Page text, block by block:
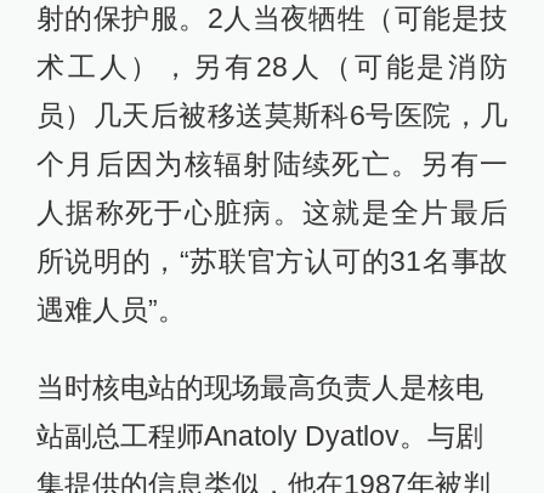
射的保护服。2人当夜牺牲（可能是技
术工人），另有28人（可能是消防
员）几天后被移送莫斯科6号医院，几
个月后因为核辐射陆续死亡。另有一
人据称死于心脏病。这就是全片最后
所说明的，“苏联官方认可的31名事故
遇难人员”。
当时核电站的现场最高负责人是核电
站副总工程师Anatoly Dyatlov。与剧
集提供的信息类似，他在1987年被判